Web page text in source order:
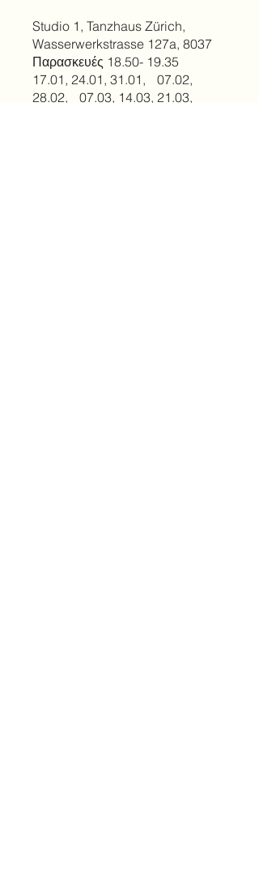
Studio 1, Tanzhaus Zürich,
Wasserwerkstrasse 127a, 8037
Παρασκευές 18.50- 19.35
17.01, 24.01, 31.01, 07.02,
28.02, 07.03, 14.03, 21.03,